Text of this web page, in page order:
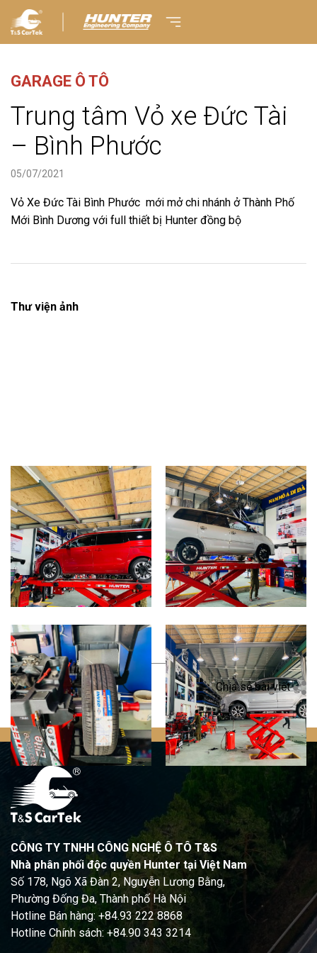
GARAGE Ô TÔ
Trung tâm Vỏ xe Đức Tài
– Bình Phước
05/07/2021
Vỏ Xe Đức Tài Bình Phước mới mở chi nhánh ở Thành Phố
Mới Bình Dương với full thiết bị Hunter đồng bộ
Thư viện ảnh
Quay trở lại Chia sẻ bài viết
CÔNG TY TNHH CÔNG NGHỆ Ô TÔ T&S
Nhà phân phối độc quyền Hunter tại Việt Nam
Số 178, Ngõ Xã Đàn 2, Nguyễn Lương Bằng,
Phường Đống Đa, Thành phố Hà Nội
Hotline Bán hàng: +84.93 222 8868
Hotline Chính sách: +84.90 343 3214